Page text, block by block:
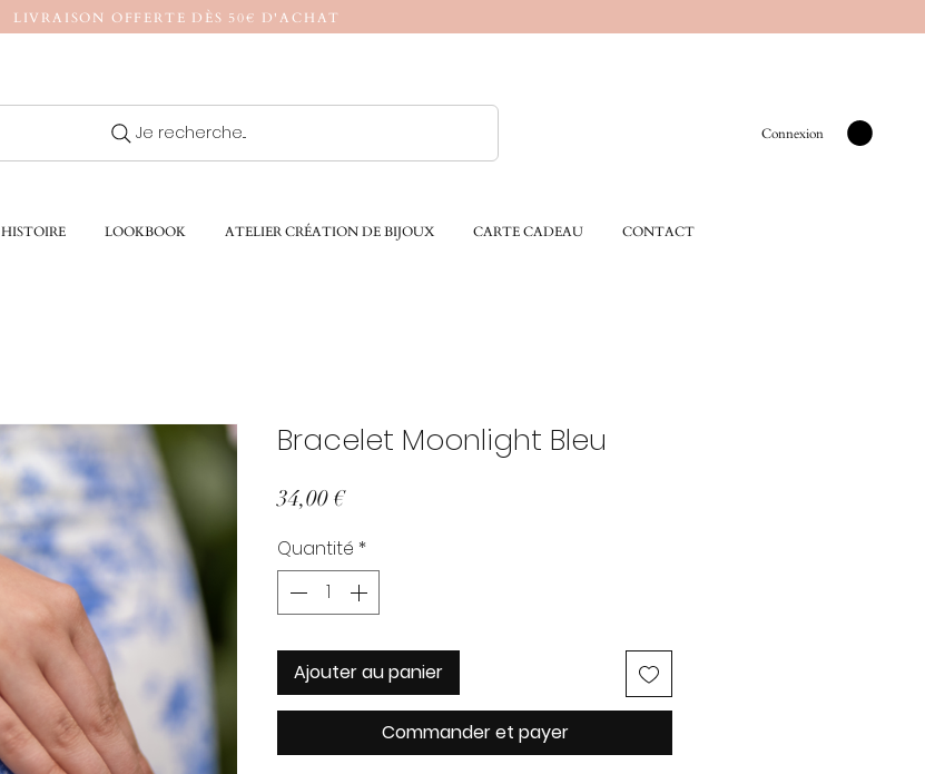
LIVRAISON OFFERTE DÈS 50€ D'ACHAT
Je recherche... Connexion
HISTOIRE LOOKBOOK ATELIER CRÉATION DE BIJOUX CARTE CADEAU CONTACT
Bracelet Moonlight Bleu
34,00 €Prix
Quantité *
Ajouter au panier
Commander et payer